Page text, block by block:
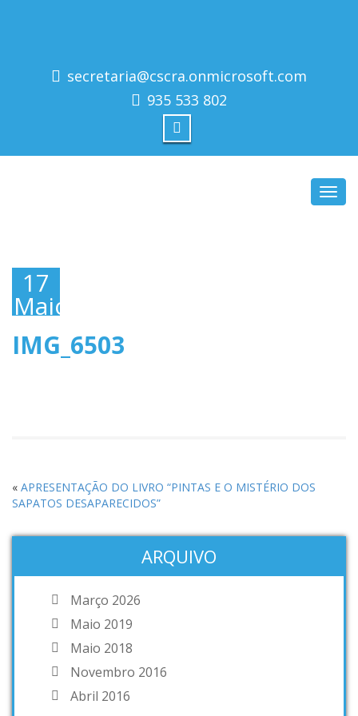
secretaria@cscra.onmicrosoft.com
935 533 802
17
Maio,
2019
IMG_6503
« APRESENTAÇÃO DO LIVRO “PINTAS E O MISTÉRIO DOS
SAPATOS DESAPARECIDOS”
ARQUIVO
Março 2026
Maio 2019
Maio 2018
Novembro 2016
Abril 2016